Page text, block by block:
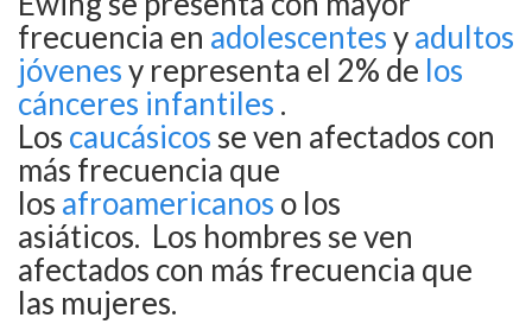
frecuencia en adolescentesyadultos
jóvenesy representa el 2% de los
cánceres infantiles .
Los caucásicos se ven afectados con
más frecuencia que
los afroamericanos o los
asiáticos. Los hombres se ven
afectados con más frecuencia que
las mujeres.